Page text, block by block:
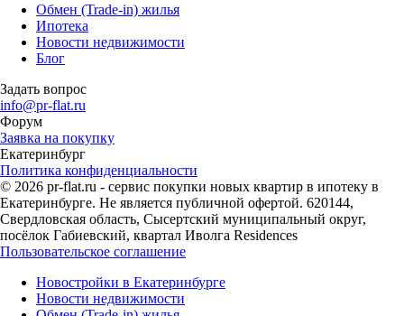
Обмен (Trade-in) жилья
Ипотека
Новости недвижимости
Блог
Задать вопрос
info@pr-flat.ru
Форум
Заявка на покупку
Екатеринбург
Политика конфиденциальности
© 2026 pr-flat.ru - сервис покупки новых квартир в ипотеку в
Екатеринбурге. Не является публичной офертой. 620144,
Свердловская область, Сысертский муниципальный округ,
посёлок Габиевский, квартал Иволга Residences
Пользовательское соглашение
Новостройки в Екатеринбурге
Новости недвижимости